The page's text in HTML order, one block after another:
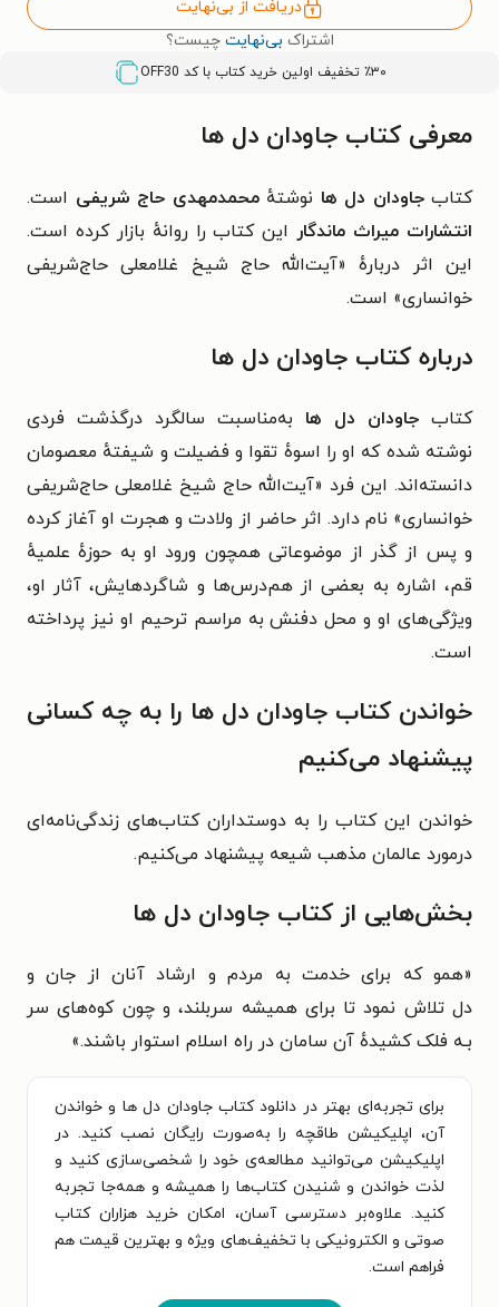
دریافت از بی‌نهایت
اشتراک بی‌نهایت چیست؟
٪۳۰ تخفیف اولین خرید کتاب با کد OFF30
معرفی کتاب جاودان دل ها
کتابجاودان دل ها نوشتهٔمحمدمهدی حاج شریفی است.
انتشارات میراث ماندگار این کتاب را روانهٔ بازار کرده است.
این اثر دربارهٔ «آیت‌الله حاج شیخ غلامعلی حاج‌شریفی
خوانساری» است.
درباره کتاب جاودان دل ها
کتاب جاودان دل ها به‌مناسبت سالگرد درگذشت فردی
نوشته شده که او را اسوهٔ تقوا و فضیلت و شیفتهٔ معصومان
دانسته‌اند. این فرد «آیت‌الله حاج شیخ غلامعلی حاج‌شریفی
خوانساری» نام دارد. اثر حاضر از ولادت و هجرت او آغاز کرده
و پس از گذر از موضوعاتی همچون ورود او به حوزهٔ علمیهٔ
قم، اشاره به بعضی از هم‌درس‌ها و شاگردهایش، آثار او،
ویژگی‌های او و محل دفنش به مراسم ترحیم او نیز پرداخته
است.
خواندن کتاب جاودان دل ها را به چه کسانی
پیشنهاد می‌کنیم
خواندن این کتاب را به دوستداران کتاب‌های زندگی‌نامه‌ای
درمورد عالمان مذهب شیعه پیشنهاد می‌کنیم.
بخش‌هایی از کتاب جاودان دل ها
«همو که برای خدمت به مردم و ارشاد آنان از جان و
دلتلاش نمود تا برای همیشه سربلند، و چون کوه‌های سر
بـه فلک کشیدهٔ آن سامان در راه اسلام استوار باشند.»
برای تجربه‌ای بهتر در دانلود کتاب جاودان دل ها و خواندن
آن، اپلیکیشن طاقچه را به‌صورت رایگان نصب کنید. در
اپلیکیشن می‌توانید مطالعه‌ی خود را شخصی‌سازی کنید و
لذت خواندن و شنیدن کتاب‌ها را همیشه و همه‌جا تجربه
کنید. علاوه‌بر دسترسی آسان، امکان خرید هزاران کتاب
صوتی و الکترونیکی با تخفیف‌های ویژه و بهترین قیمت هم
فراهم است.